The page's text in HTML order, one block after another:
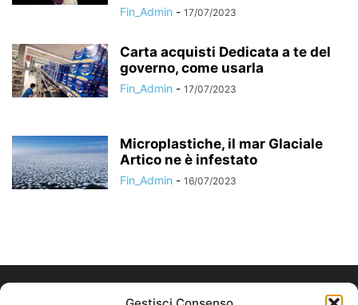
Fin_Admin - 17/07/2023
Carta acquisti Dedicata a te del
governo, come usarla
Fin_Admin - 17/07/2023
Microplastiche, il mar Glaciale
Artico ne è infestato
Fin_Admin - 16/07/2023